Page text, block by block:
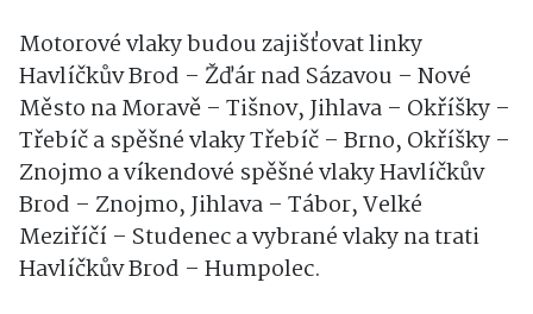
Motorové vlaky budou zajišťovat linky
Havlíčkův Brod – Žďár nad Sázavou – Nové
Město na Moravě – Tišnov, Jihlava – Okříšky –
Třebíč a spěšné vlaky Třebíč – Brno, Okříšky –
Znojmo a víkendové spěšné vlaky Havlíčkův
Brod – Znojmo, Jihlava – Tábor, Velké
Meziříčí – Studenec a vybrané vlaky na trati
Havlíčkův Brod – Humpolec.